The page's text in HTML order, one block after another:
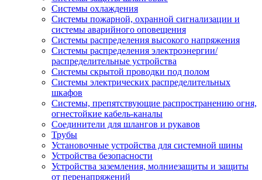
Системы охлаждения
Системы пожарной, охранной сигнализации и
системы аварийного оповещения
Системы распределения высокого напряжения
Системы распределения электроэнергии/
распределительные устройства
Системы скрытой проводки под полом
Системы электрических распределительных
шкафов
Системы, препятствующие распространению огня,
огнестойкие кабель-каналы
Соединители для шлангов и рукавов
Трубы
Установочные устройства для системной шины
Устройства безопасности
Устройства заземления, молниезащиты и защиты
от перенапряжений